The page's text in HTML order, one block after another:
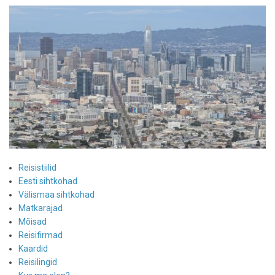
Reisistiilid
Eesti sihtkohad
Välismaa sihtkohad
Matkarajad
Mõisad
Reisifirmad
Kaardid
Reisilingid